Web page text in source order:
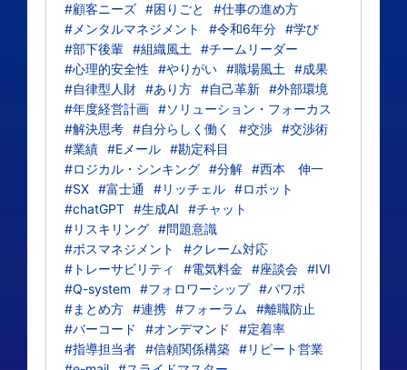
#顧客ニーズ #困りごと
#仕事の進め方
#メンタルマネジメント
#令和6年分 #学び
#部下後輩 #組織風土
#チームリーダー
#心理的安全性
#やりがい #職場風土
#成果
#自律型人財 #あり方 #自己革新 #外部環境
#年度経営計画 #ソリューション・フォーカス
#解決思考 #自分らしく働く #交渉 #交渉術
#業績 #Eメール #勘定科目
#ロジカル・シンキング #分解 #西本 伸一
#SX #富士通 #リッチェル #ロボット
#chatGPT #生成AI
#チャット
#リスキリング #問題意識
#ボスマネジメント
#クレーム対応
#トレーサビリティ
#電気料金 #座談会 #IVI
#Q-system
#フォロワーシップ #パワポ
#まとめ方 #連携 #フォーラム
#離職防止
#バーコード
#オンデマンド
#定着率
#指導担当者 #信頼関係構築 #リピート営業